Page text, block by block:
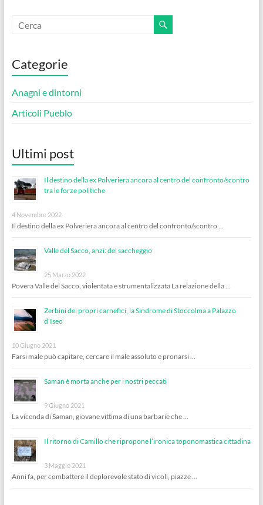
Categorie
Anagni e dintorni
Articoli Pueblo
Ultimi post
Il destino della ex Polveriera ancora al centro del confronto/scontro
tra le forze politiche
4 Novembre 2022
Il destino della ex Polveriera ancora al centro del confronto/scontro …
Valle del Sacco, anzi: del saccheggio
25 Marzo 2022
Povera Valle del Sacco, violentata e strumentalizzata La relazione della …
Zerbini dei propri carnefici, la Sindrome di Stoccolma a Palazzo
d’Iseo
10 Giugno 2021
Farsi male può capitare, cercare il male assoluto e pronarsi …
Saman è morta anche per i nostri peccati
9 Giugno 2021
La vicenda di Saman, giovane vittima di una barbarie che …
Il ritorno di Camillo che ripropone l’ironica toponomastica cittadina
3 Maggio 2021
Anni fa, per combattere il deplorevole stato di vicoli, piazze …